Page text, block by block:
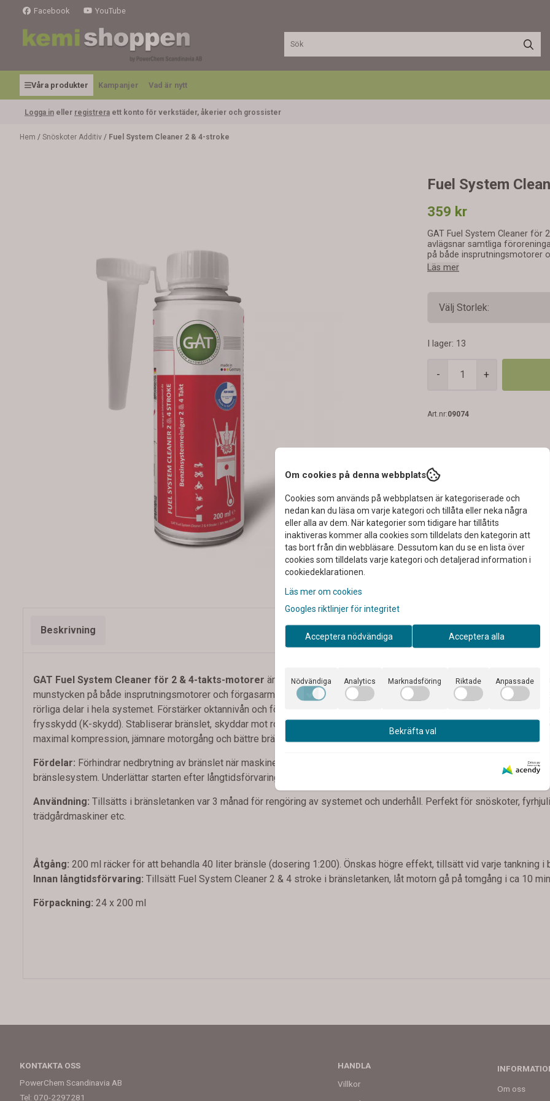
Hoppa till innehåll
Facebook YouTube
Våra produkter Kampanjer Vad är nytt
Logga in eller registrera ett konto för verkstäder, åkerier och grossister
Hem / Snöskoter Additiv / Fuel System Cleaner 2 & 4-stroke
Fuel System
359 kr
GAT Fuel System Cleaner för 2 & 4-takts-motorer är
avlägsnar samtliga
på både insprutningsmotorer
övre kolvringar och tändstift.
och sotavlagringar. Detta
till nästa säsong. Minskar
tank och bränslesystem.
samtliga säsongfordon! Användning: Tillsätts i bränsletanken var 3 månad för rengöring av
systemet och underhåll.
snöslunga, motorsåg, trädgårdmaskiner etc. Åtgång: 200
liter bränsle (dosering
& 4 stroke i bränsletanken,
Läs mer
I lager: 13
- +
Art.nr:09074
Beskrivning
GAT Fuel System Cleaner för 2 & 4-takts-motorer är en mycket kraftfull bränsletillsats som avlägsnar samtliga
munstycken på både insprutningsmotorer och förgasarmotorer. Den löser sot och koks från ventiler, övre kolvringar
rörliga delar i hela systemet. Förstärker oktannivån och förhindrar spikningar vid lågt oktantal. Binder upp skadligt
frysskydd (K-skydd). Stabliserar bränslet, skyddar mot rost och korrosion och håller avgasportarna fria från olja och
maximal kompression, jämnare motorgång och bättre bränsleekonomi, minskade utsläpp samt en ren och mycket
Fördelar: Förhindrar nedbrytning av bränslet när maskinen förvaras till nästa säsong. Minskar risken för bildning av
bränslesystem. Underlättar starten efter långtidsförvaring. Rekommenderas till samtliga säsongfordon!
Användning: Tillsätts i bränsletanken var 3 månad för rengöring av systemet och underhåll. Perfekt för snöskoter,
trädgårdmaskiner etc.
Åtgång: 200 ml räcker för att behandla 40 liter bränsle (dosering 1:200). Önskas högre effekt, tillsätt vid varje tankning i
Innan långtidsförvaring: Tillsätt Fuel System Cleaner 2 & 4 stroke i bränsletanken, låt motorn gå på tomgång i ca 10
Förpackning: 24 x 200 ml
KONTAKTA OSS
PowerChem Scandinavia AB
Tel: 070-2297281
HANDLA
Villkor
Om oss
Om cookies på denna webbplats
Cookies som används på webbplatsen är kategoriserade och
nedan kan du läsa om varje kategori och tillåta eller neka några
eller alla av dem. När kategorier som tidigare har tillåtits
inaktiveras kommer alla cookies som tilldelats den kategorin att
tas bort från din webbläsare. Dessutom kan du se en lista över
cookies som tilldelats varje kategori och detaljerad information i
cookiedeklarationen.
Läs mer om cookies
Googles riktlinjer för integritet
Acceptera nödvändiga Acceptera alla
Nödvändiga Analytics Marknadsföring Riktade Anpassade
Bekräfta val
Drivs av